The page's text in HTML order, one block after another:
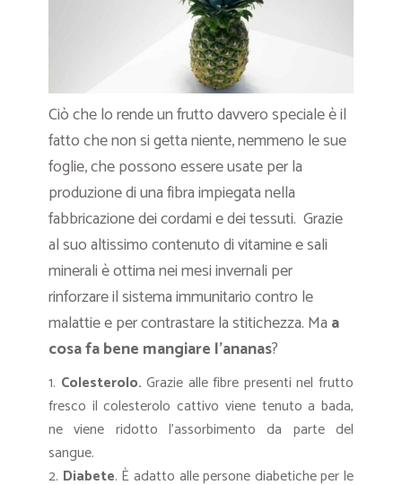
Ciò che lo rende un frutto davvero speciale è il
fatto che non si getta niente, nemmeno le sue
foglie, che possono essere usate per la
produzione di una fibra impiegata nella
fabbricazione dei cordami e dei tessuti. Grazie
al suo altissimo contenuto di vitamine e sali
minerali è ottima nei mesi invernali per
rinforzare il sistema immunitario contro le
malattie e per contrastare la stitichezza. Ma a
cosa fa bene mangiare l’ananas?
Colesterolo. Grazie alle fibre presenti nel frutto
fresco il colesterolo cattivo viene tenuto a bada,
ne viene ridotto l’assorbimento da parte del
sangue.
Diabete. È adatto alle persone diabetiche per le